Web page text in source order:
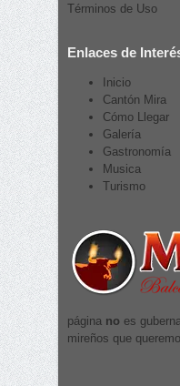
Términos de Uso
Enlaces de
Inicio
Cantón Mira
Cómo Llegar
Galería
Gastronomía
Musica
Turismo
página no es
mireños que